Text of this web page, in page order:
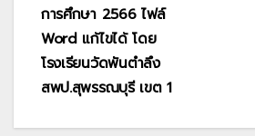
การศึกษา 2566 ไฟล์
Word แก้ไขได้ โดย
โรงเรียนวัดพันตำลึง
สพป.สุพรรณบุรี เขต 1